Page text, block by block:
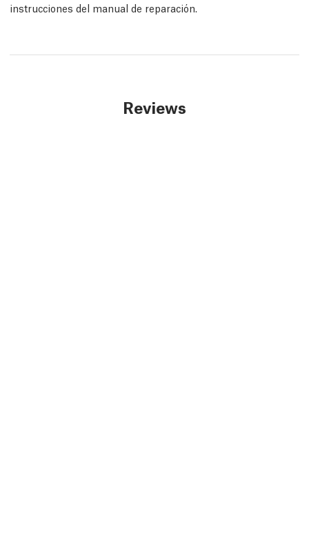
instrucciones del manual de reparación.
Reviews